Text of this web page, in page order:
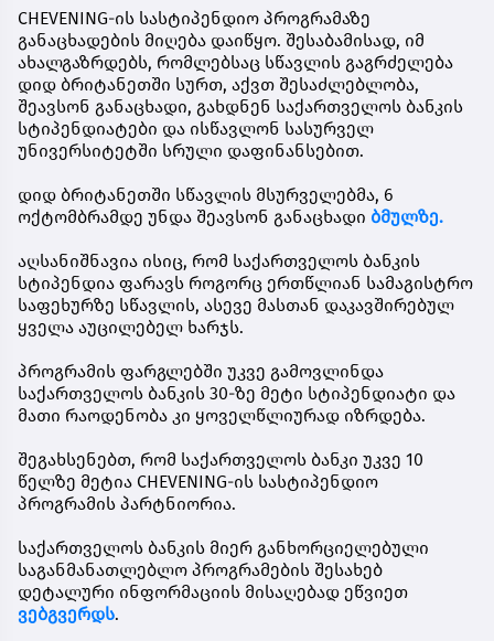
CHEVENING-ის სასტიპენდიო პროგრამაზე
განაცხადების მიღება დაიწყო. შესაბამისად, იმ
ახალგაზრდებს, რომლებსაც სწავლის გაგრძელება
დიდ ბრიტანეთში სურთ, აქვთ შესაძლებლობა,
შეავსონ განაცხადი, გახდნენ საქართველოს ბანკის
სტიპენდიატები და ისწავლონ სასურველ
უნივერსიტეტში სრული დაფინანსებით.
დიდ ბრიტანეთში სწავლის მსურველებმა, 6
ოქტომბრამდე უნდა შეავსონ განაცხადი ბმულზე.
აღსანიშნავია ისიც, რომ საქართველოს ბანკის
სტიპენდია ფარავს როგორც ერთწლიან სამაგისტრო
საფეხურზე სწავლის, ასევე მასთან დაკავშირებულ
ყველა აუცილებელ ხარჯს.
პროგრამის ფარგლებში უკვე გამოვლინდა
საქართველოს ბანკის 30-ზე მეტი სტიპენდიატი და
მათი რაოდენობა კი ყოველწლიურად იზრდება.
შეგახსენებთ, რომ საქართველოს ბანკი უკვე 10
წელზე მეტია CHEVENING-ის სასტიპენდიო
პროგრამის პარტნიორია.
საქართველოს ბანკის მიერ განხორციელებული
საგანმანათლებლო პროგრამების შესახებ
დეტალური ინფორმაციის მისაღებად ეწვიეთ
ვებგვერდს.